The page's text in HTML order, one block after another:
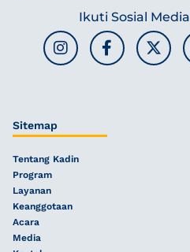
Ikuti Sosial
Sitemap
Tentang Kadin
Program
Layanan
Keanggotaan
Acara
Media